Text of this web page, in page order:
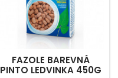
FAZOLE BAREVNÁ
PINTO LEDVINKA 450G